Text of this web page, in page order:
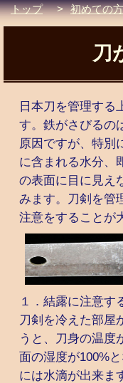
トップ > 初めての方
刀
日本刀を管理する
す。鉄がさびるの
原因ですが、特別
に含まれる水分、
の表面に目に見え
みます。刀剣を管
注意をすることが
１．結露に注意す
刀剣を冷えた部屋
うと、刀身の温度
面の湿度が100%
には水滴が出来ま